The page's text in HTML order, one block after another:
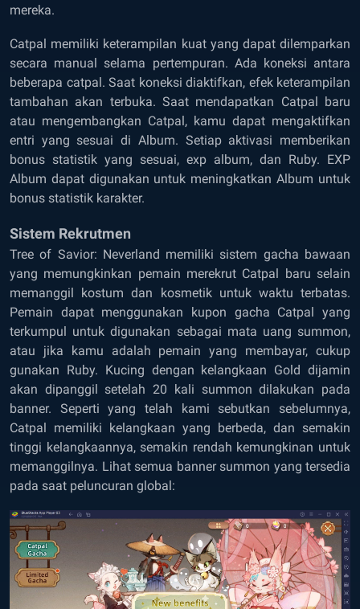
mereka.
Catpal memiliki keterampilan kuat yang dapat dilemparkan
secara manual selama pertempuran. Ada koneksi antara
beberapa catpal. Saat koneksi diaktifkan, efek keterampilan
tambahan akan terbuka. Saat mendapatkan Catpal baru
atau mengembangkan Catpal, kamu dapat mengaktifkan
entri yang sesuai di Album. Setiap aktivasi memberikan
bonus statistik yang sesuai, exp album, dan Ruby. EXP
Album dapat digunakan untuk meningkatkan Album untuk
bonus statistik karakter.
Sistem Rekrutmen
Tree of Savior: Neverland memiliki sistem gacha bawaan
yang memungkinkan pemain merekrut Catpal baru selain
memanggil kostum dan kosmetik untuk waktu terbatas.
Pemain dapat menggunakan kupon gacha Catpal yang
terkumpul untuk digunakan sebagai mata uang summon,
atau jika kamu adalah pemain yang membayar, cukup
gunakan Ruby. Kucing dengan kelangkaan Gold dijamin
akan dipanggil setelah 20 kali summon dilakukan pada
banner. Seperti yang telah kami sebutkan sebelumnya,
Catpal memiliki kelangkaan yang berbeda, dan semakin
tinggi kelangkaannya, semakin rendah kemungkinan untuk
memanggilnya. Lihat semua banner summon yang tersedia
pada saat peluncuran global: